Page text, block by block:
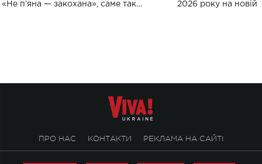
«Не пʼяна — закохана», саме так
2026 року на новій
ПРО НАС КОНТАКТИ РЕКЛАМА НА САЙТІ